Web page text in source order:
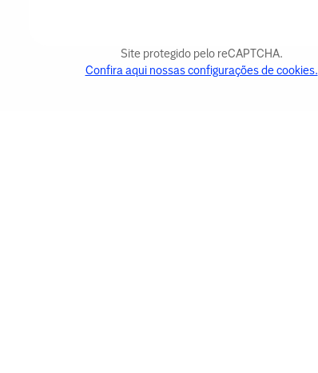
Site protegido pelo reCAPTCHA.
Confira aqui nossas configurações de cookies.